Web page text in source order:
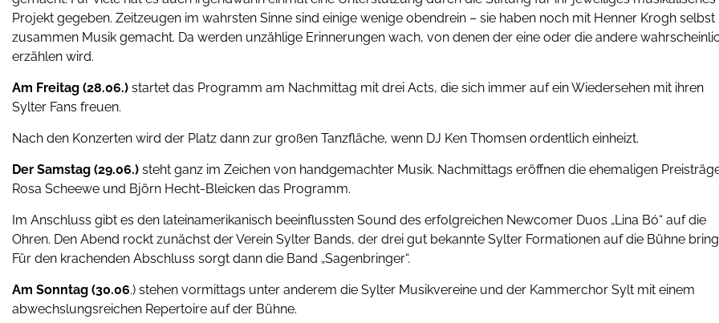
Projekt gegeben. Zeitzeugen im wahrsten Sinne sind einige wenige obendrein – sie haben noch mit Henner Krogh selbst
zusammen Musik gemacht. Da werden unzählige Erinnerungen wach, von denen der eine oder die andere
erzählen wird.
Am Freitag (28.06.) startet das Programm am Nachmittag mit drei Acts, die sich immer auf ein Wiedersehen mit ihren
Sylter Fans freuen.
Nach den Konzerten wird der Platz dann zur großen Tanzfläche, wenn DJ Ken Thomsen ordentlich einheizt.
Der Samstag (29.06.) steht ganz im Zeichen von handgemachter Musik. Nachmittags eröffnen die ehemaligen
Rosa Scheewe und Björn Hecht-Bleicken das Programm.
Im Anschluss gibt es den lateinamerikanisch beeinflussten Sound des erfolgreichen Newcomer Duos „Lina Bó“ auf die
Ohren. Den Abend rockt zunächst der Verein Sylter Bands, der drei gut bekannte Sylter Formationen auf die Bühne
Für den krachenden Abschluss sorgt dann die Band „Sagenbringer“.
Am Sonntag (30.06.) stehen vormittags unter anderem die Sylter Musikvereine und der Kammerchor Sylt mit einem
abwechslungsreichen Repertoire auf der Bühne.